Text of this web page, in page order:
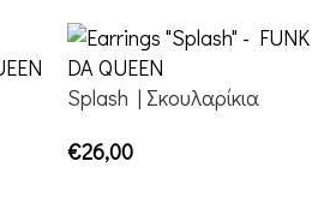
Splash | Σκουλαρίκια
€26,00